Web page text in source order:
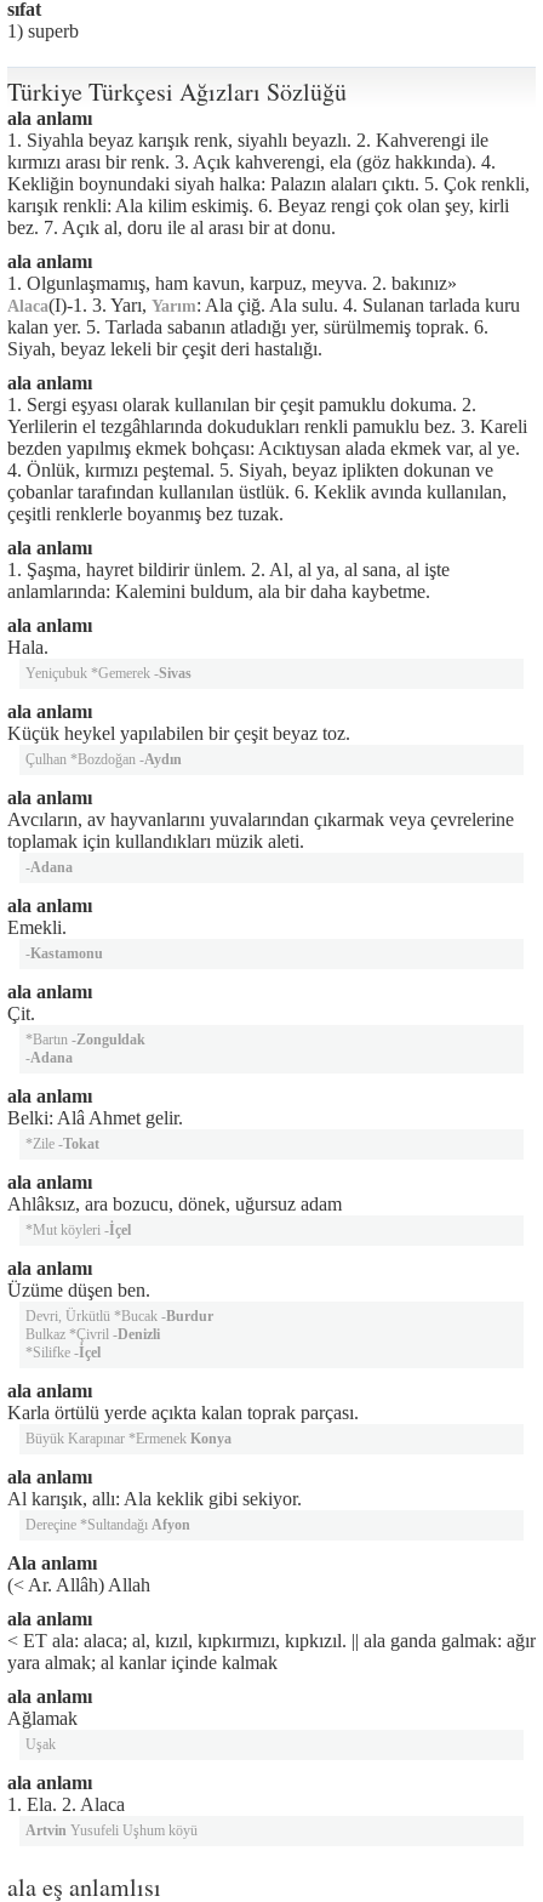
sıfat
1) superb
Türkiye Türkçesi Ağızları Sözlüğü
ala anlamı
1. Siyahla beyaz karışık renk, siyahlı beyazlı. 2. Kahverengi ile
kırmızı arası bir renk. 3. Açık kahverengi, ela (göz hakkında). 4.
Kekliğin boynundaki siyah halka: Palazın alaları çıktı. 5. Çok renkli,
karışık renkli: Ala kilim eskimiş. 6. Beyaz rengi çok olan şey, kirli
bez. 7. Açık al, doru ile al arası bir at donu.
ala anlamı
1. Olgunlaşmamış, ham kavun, karpuz, meyva. 2. bakınız»
Alaca(I)-1. 3. Yarı, Yarım: Ala çiğ. Ala sulu. 4. Sulanan tarlada kuru
kalan yer. 5. Tarlada sabanın atladığı yer, sürülmemiş toprak. 6.
Siyah, beyaz lekeli bir çeşit deri hastalığı.
ala anlamı
1. Sergi eşyası olarak kullanılan bir çeşit pamuklu dokuma. 2.
Yerlilerin el tezgâhlarında dokudukları renkli pamuklu bez. 3. Kareli
bezden yapılmış ekmek bohçası: Acıktıysan alada ekmek var, al ye.
4. Önlük, kırmızı peştemal. 5. Siyah, beyaz iplikten dokunan ve
çobanlar tarafından kullanılan üstlük. 6. Keklik avında kullanılan,
çeşitli renklerle boyanmış bez tuzak.
ala anlamı
1. Şaşma, hayret bildirir ünlem. 2. Al, al ya, al sana, al işte
anlamlarında: Kalemini buldum, ala bir daha kaybetme.
ala anlamı
Hala.
Yeniçubuk *Gemerek -Sivas
ala anlamı
Küçük heykel yapılabilen bir çeşit beyaz toz.
Çulhan *Bozdoğan -Aydın
ala anlamı
Avcıların, av hayvanlarını yuvalarından çıkarmak veya çevrelerine
toplamak için kullandıkları müzik aleti.
-Adana
ala anlamı
Emekli.
-Kastamonu
ala anlamı
Çit.
*Bartın -Zonguldak
-Adana
ala anlamı
Belki: Alâ Ahmet gelir.
*Zile -Tokat
ala anlamı
Ahlâksız, ara bozucu, dönek, uğursuz adam
*Mut köyleri -İçel
ala anlamı
Üzüme düşen ben.
Devri, Ürkütlü *Bucak -Burdur
Bulkaz *Çivril -Denizli
*Silifke -İçel
ala anlamı
Karla örtülü yerde açıkta kalan toprak parçası.
Büyük Karapınar *Ermenek Konya
ala anlamı
Al karışık, allı: Ala keklik gibi sekiyor.
Dereçine *Sultandağı Afyon
Ala anlamı
(< Ar. Allâh) Allah
ala anlamı
< ET ala: alaca; al, kızıl, kıpkırmızı, kıpkızıl. || ala ganda galmak: ağır
yara almak; al kanlar içinde kalmak
ala anlamı
Ağlamak
Uşak
ala anlamı
1. Ela. 2. Alaca
Artvin Yusufeli Uşhum köyü
ala eş anlamlısı